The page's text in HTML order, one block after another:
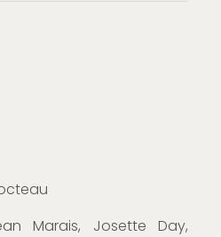
Marais, Josette Day,